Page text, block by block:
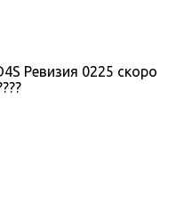
Ревизия 0225 скоро